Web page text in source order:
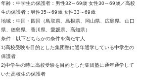
年齢：中学生の保護者：男性32～69歳 女性30～69歳／高校
生の保護者：男性35～69歳 女性33～69歳
地域：中国・四国（鳥取県、島根県、岡山県、広島県、山口
県、徳島県、香川県、愛媛県、高知県）
条件：以下どちらかの条件を満たす人
1)高校受験を目的とした集団塾に通年通学している中学生の
保護者
2)中学生の時に高校受験を目的とした集団塾に通年通学して
いた高校生の保護者